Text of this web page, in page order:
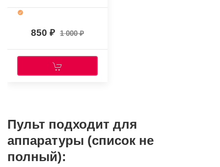
850 1 000
Пульт подходит для
аппаратуры (список не
полный):